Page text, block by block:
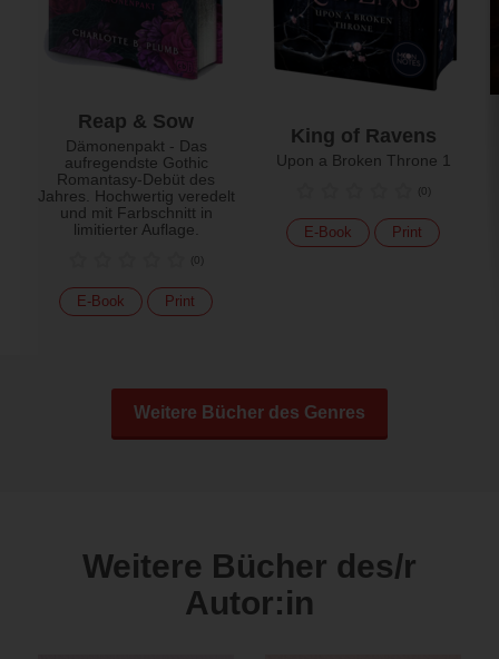
Reap & Sow
Dämonenpakt - Das
aufregendste Gothic
Romantasy-Debüt des
Jahres. Hochwertig veredelt
und mit Farbschnitt in
limitierter Auflage.
(0)
E-Book Print
King of Ravens
Upon a Broken Throne 1
(0)
E-Book Print
Weitere Bücher des Genres
Weitere Bücher des/r
Autor:in